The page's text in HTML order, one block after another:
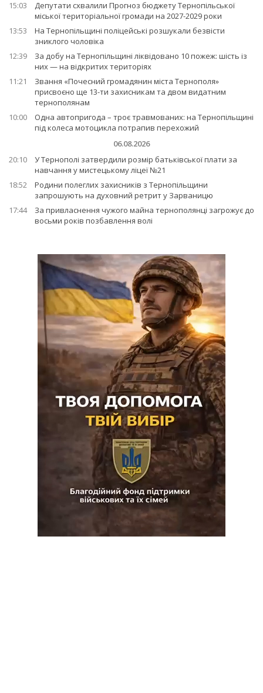
15:03
Депутати схвалили Прогноз бюджету Тернопільської
міської територіальної громади на 2027-2029 роки
13:53
На Тернопільщині поліцейські розшукали безвісти
зниклого чоловіка
12:39
За добу на Тернопільщині ліквідовано 10 пожеж: шість із
них — на відкритих територіях
11:21
Звання «Почесний громадянин міста Тернополя»
присвоєно ще 13-ти захисникам та двом видатним
тернополянам
10:00
Одна автопригода – троє травмованих: на Тернопільщині
під колеса мотоцикла потрапив перехожий
06.08.2026
20:10
У Тернополі затвердили розмір батьківської плати за
навчання у мистецькому ліцеї №21
18:52
Родини полеглих захисників з Тернопільщини
запрошують на духовний ретрит у Зарваницю
17:44
За привласнення чужого майна тернополянці загрожує до
восьми років позбавлення волі